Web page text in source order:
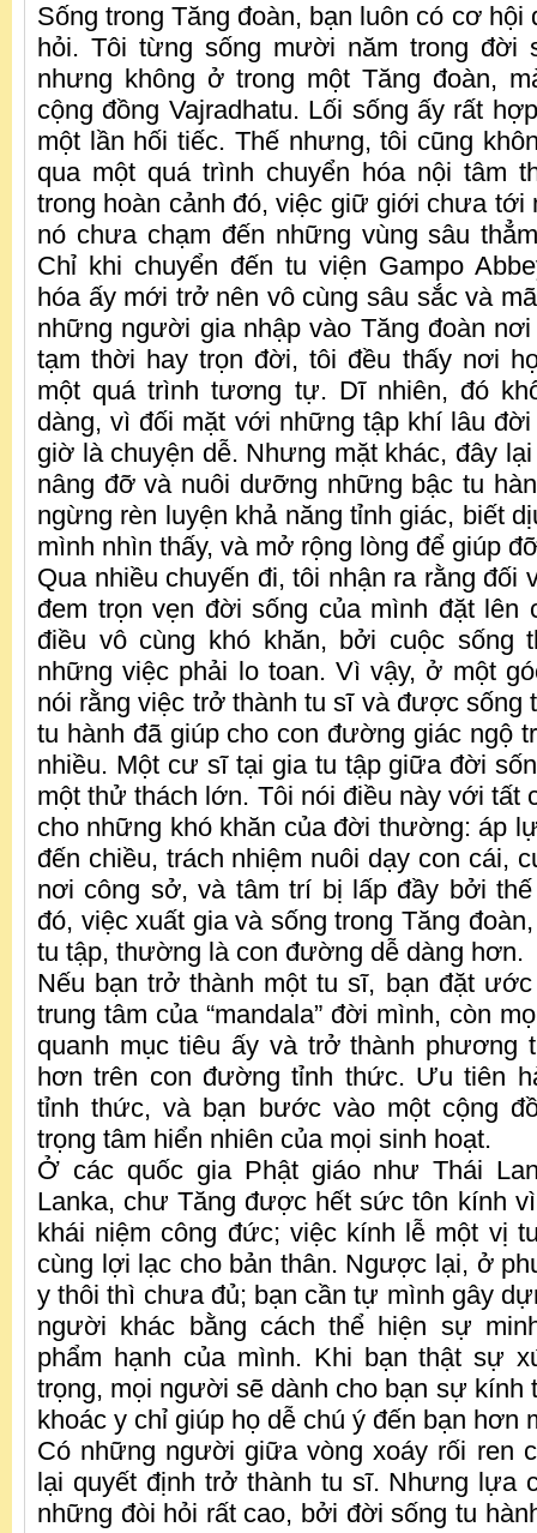
Sống trong Tăng đoàn, bạn luôn có cơ hội
hỏi. Tôi từng sống mười năm trong đời
nhưng không ở trong một Tăng đoàn,
cộng đồng Vajradhatu. Lối sống ấy rất
một lần hối tiếc. Thế nhưng, tôi cũng
qua một quá trình chuyển hóa nội tâm
trong hoàn cảnh đó, việc giữ giới chưa
nó chưa chạm đến những vùng sâu
Chỉ khi chuyển đến tu viện Gampo
hóa ấy mới trở nên vô cùng sâu sắc và
những người gia nhập vào Tăng đoàn
tạm thời hay trọn đời, tôi đều thấy nơi
một quá trình tương tự. Dĩ nhiên, đó
dàng, vì đối mặt với những tập khí lâu
giờ là chuyện dễ. Nhưng mặt khác, đây
nâng đỡ và nuôi dưỡng những bậc tu
ngừng rèn luyện khả năng tỉnh giác, biết
mình nhìn thấy, và mở rộng lòng để giúp
Qua nhiều chuyến đi, tôi nhận ra rằng
đem trọn vẹn đời sống của mình đặt lên
điều vô cùng khó khăn, bởi cuộc sống
những việc phải lo toan. Vì vậy, ở một
nói rằng việc trở thành tu sĩ và được sống
tu hành đã giúp cho con đường giác ngộ
nhiều. Một cư sĩ tại gia tu tập giữa đời
một thử thách lớn. Tôi nói điều này với tất
cho những khó khăn của đời thường: áp
đến chiều, trách nhiệm nuôi dạy con cái,
nơi công sở, và tâm trí bị lấp đầy bởi
đó, việc xuất gia và sống trong Tăng
tu tập, thường là con đường dễ dàng hơn.
Nếu bạn trở thành một tu sĩ, bạn đặt
trung tâm của “mandala” đời mình, còn
quanh mục tiêu ấy và trở thành phương
hơn trên con đường tỉnh thức. Ưu tiên
tỉnh thức, và bạn bước vào một cộng
trọng tâm hiển nhiên của mọi sinh hoạt.
Ở các quốc gia Phật giáo như Thái
Lanka, chư Tăng được hết sức tôn kính
khái niệm công đức; việc kính lễ một vị
cùng lợi lạc cho bản thân. Ngược lại, ở
y thôi thì chưa đủ; bạn cần tự mình gây
người khác bằng cách thể hiện sự
phẩm hạnh của mình. Khi bạn thật sự
trọng, mọi người sẽ dành cho bạn sự kính
khoác y chỉ giúp họ dễ chú ý đến bạn hơn
Có những người giữa vòng xoáy rối ren
lại quyết định trở thành tu sĩ. Nhưng lựa
những đòi hỏi rất cao, bởi đời sống tu